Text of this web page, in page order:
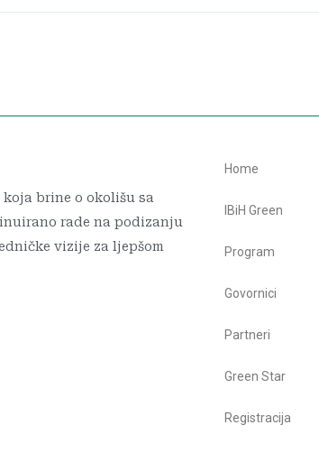
koja brine o okolišu sa
rade na podizanju
vizije za ljepšom
Home
IBiH Green
Program
Govornici
Partneri
Green Star
Registracija